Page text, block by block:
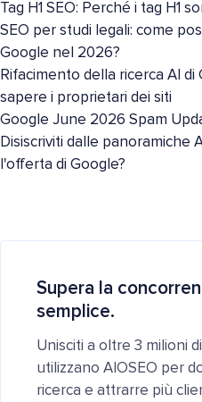
Tag H1 SEO: Perché i tag H1
SEO per studi legali: come
Google nel 2026?
Rifacimento della ricerca AI di
sapere i proprietari dei siti
Google June 2026 Spam
Disiscriviti dalle panoramiche
l'offerta di Google?
Supera la
semplice.
Unisciti a oltre 3 milioni
utilizzano AIOSEO per
ricerca e attrarre più